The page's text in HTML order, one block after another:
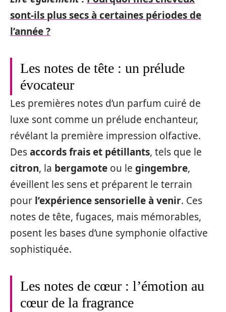
sont-ils plus secs à certaines périodes de
l’année ?
Les notes de tête : un prélude
évocateur
Les premières notes d’un parfum cuiré de
luxe sont comme un prélude enchanteur,
révélant la première impression olfactive.
Desaccords frais et pétillants, tels que le
citron, la bergamote ou le gingembre,
éveillent les sens et préparent le terrain
pour l’expérience sensorielle à venir. Ces
notes de tête, fugaces, mais mémorables,
posent les bases d’une symphonie olfactive
sophistiquée.
Les notes de cœur : l’émotion au
cœur de la fragrance